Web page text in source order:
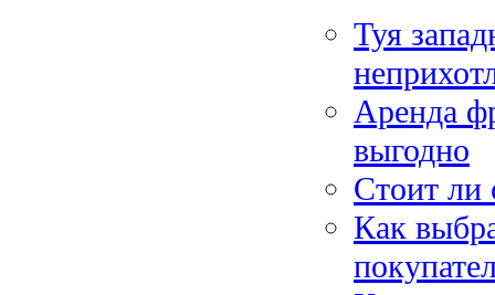
Туя
Аренда
выгодно
Стоит ли
Как